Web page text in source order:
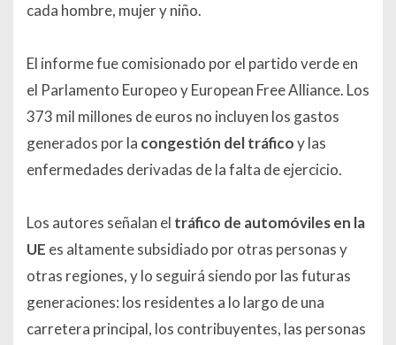
cada hombre, mujer y niño.
El informe fue comisionado por el partido verde en
el Parlamento Europeo y European Free Alliance. Los
373 mil millones de euros no incluyen los gastos
generados por la congestión del tráficoy las
enfermedades derivadas de la falta de ejercicio.
Los autores señalan el tráfico de automóviles en la
UE es altamente subsidiado por otras personas y
otras regiones, y lo seguirá siendo por las futuras
generaciones: los residentes a lo largo de una
carretera principal, los contribuyentes, las personas